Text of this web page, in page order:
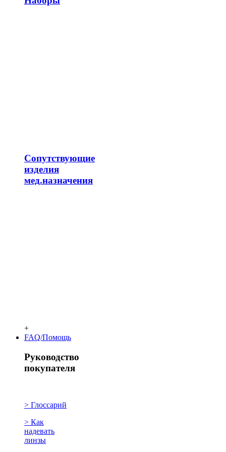
Сопутствующие
изделия
мед.назначения
+
FAQ/Помощь
Руководство
покупателя
> Глоссарий
> Как
надевать
линзы